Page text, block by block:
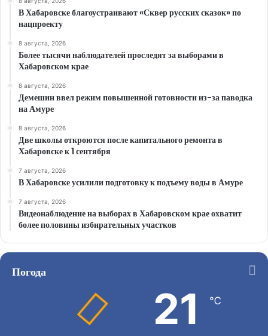
В Хабаровске благоустраивают «Сквер русских сказок» по
нацпроекту
8 августа, 2026
Более тысячи наблюдателей проследят за выборами в
Хабаровском крае
8 августа, 2026
Демешин ввел режим повышенной готовности из-за паводка
на Амуре
8 августа, 2026
Две школы откроются после капитального ремонта в
Хабаровске к 1 сентября
7 августа, 2026
В Хабаровске усилили подготовку к подъему воды в Амуре
7 августа, 2026
Видеонаблюдение на выборах в Хабаровском крае охватит
более половины избирательных участков
Погода
21 ℃